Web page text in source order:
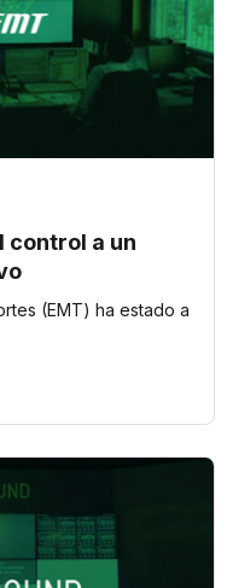
control a un
(EMT) ha estado a